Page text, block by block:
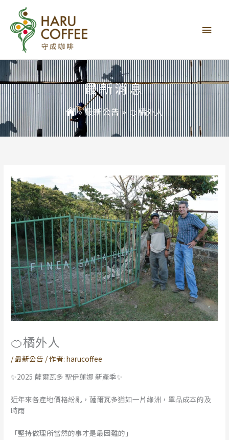
要
單
最新消息
»最新公告 » 🍊橘外人
🍊橘外人
/最新公告 / 作者:harucoffee
✨2025 薩爾瓦多 聖伊蓮娜 新產季✨
近年來各產地價格紛亂，薩爾瓦多猶如一片綠洲，單品成本的及
時雨
「堅持做理所當然的事才是最困難的」